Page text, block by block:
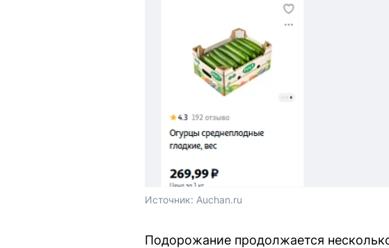
Источник: Auchan.ru
Подорожание продолжается